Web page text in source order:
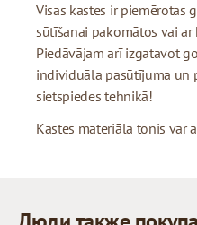
Visas kastes ir piemērotas
sūtīšanai pakomātos vai ar
Piedāvājam arī izgatavot
individuāla pasūtījuma un
sietspiedes tehnikā!
Kastes materiāla tonis var